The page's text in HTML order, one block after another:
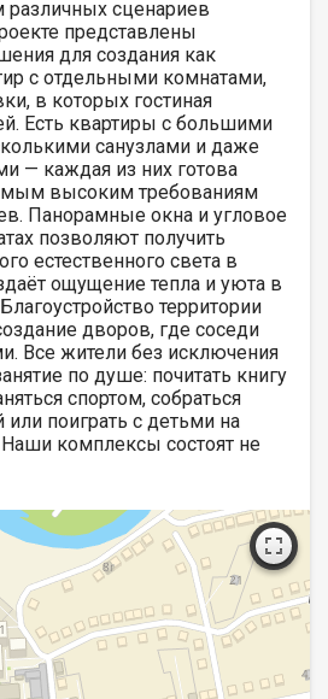
различных сценариев
представлены
для создания как
с отдельными комнатами,
в которых гостиная
Есть квартиры с большими
санузлами и даже
— каждая из них готова
высоким требованиям
Панорамные окна и угловое
позволяют получить
естественного света в
ощущение тепла и уюта в
территории
дворов, где соседи
Все жители без исключения
по душе: почитать книгу
спортом, собраться
поиграть с детьми на
комплексы состоят не